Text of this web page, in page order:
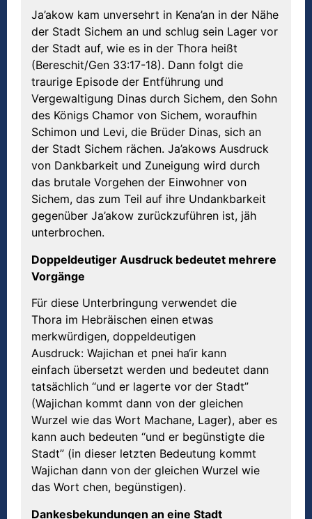
Ja’akow kam unversehrt in Kena’an in der Nähe
der Stadt Sichem an und schlug sein Lager vor
der Stadt auf, wie es in der Thora heißt
(Bereschit/Gen 33:17-18). Dann folgt die
traurige Episode der Entführung und
Vergewaltigung Dinas durch Sichem, den Sohn
des Königs Chamor von Sichem, woraufhin
Schimon und Levi, die Brüder Dinas, sich an
der Stadt Sichem rächen. Ja’akows Ausdruck
von Dankbarkeit und Zuneigung wird durch
das brutale Vorgehen der Einwohner von
Sichem, das zum Teil auf ihre Undankbarkeit
gegenüber Ja’akow zurückzuführen ist, jäh
unterbrochen.
Doppeldeutiger Ausdruck bedeutet mehrere
Vorgänge
Für diese Unterbringung verwendet die
Thora im Hebräischen einen etwas
merkwürdigen, doppeldeutigen
Ausdruck: Wajichan et pnei ha‘ir kann
einfach übersetzt werden und bedeutet dann
tatsächlich “und er lagerte vor der Stadt”
(Wajichan kommt dann von der gleichen
Wurzel wie das Wort Machane, Lager), aber es
kann auch bedeuten “und er begünstigte die
Stadt” (in dieser letzten Bedeutung kommt
Wajichan dann von der gleichen Wurzel wie
das Wort chen, begünstigen).
Dankesbekundungen an eine Stadt